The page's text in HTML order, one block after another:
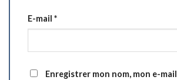
E-mail *
Enregistrer mon nom, mon e-